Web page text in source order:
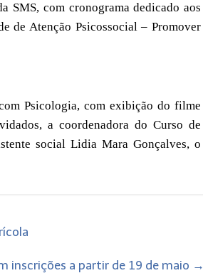
SMS, com cronograma dedicado aos
de Atenção Psicossocial – Promover
Psicologia,com exibiçãodo filme
a coordenadora do Curso de
social Lidia Mara Gonçalves, o
inscrições a partir de 19 de maio →